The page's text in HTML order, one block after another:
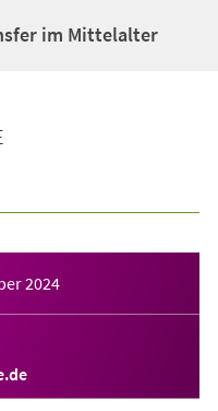
im Mittelalter
2024